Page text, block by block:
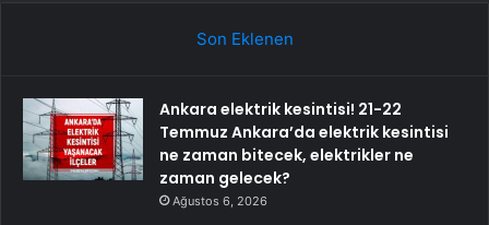
Son Eklenen
Ankara elektrik kesintisi! 21-22
Temmuz Ankara’da elektrik kesintisi
ne zaman bitecek, elektrikler ne
zaman gelecek?
Ağustos 6, 2026